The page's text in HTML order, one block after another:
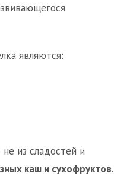
являются:
из сладостей и
каш и сухофруктов.